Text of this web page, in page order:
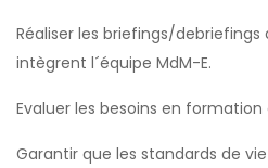
Réaliser les briefings/debriefings
intègrent l´équipe MdM-E.
Evaluer les besoins en formation
Garantir que les standards de